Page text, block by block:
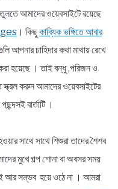
আমাদের ওয়েবসাইটে রয়েছে
। কিছুকাব্যিক ভঙ্গিতে আবার
আপনার চাহিদার কথা মাথায় রেখে
হয়েছে । তাই বন্ধু ,পরিজন ও
স্ক্রল করুন আমাদের ওয়েবসাইটের
বার্তাটি ।
সাথে সাথে শিশুরা তাদের শৈশব
মুখে গল্প শোনা বা অবসর সময়
আর সম্ভব হয়ে ওঠে না । আমরা